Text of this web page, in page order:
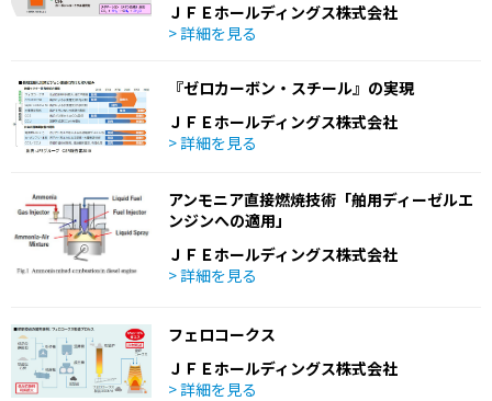
ＪＦＥホールディングス株式会社
> 詳細を見る
『ゼロカーボン・スチール』の実現
ＪＦＥホールディングス株式会社
> 詳細を見る
アンモニア直接燃焼技術「舶用ディーゼルエ
ンジンへの適用」
ＪＦＥホールディングス株式会社
> 詳細を見る
フェロコークス
ＪＦＥホールディングス株式会社
> 詳細を見る